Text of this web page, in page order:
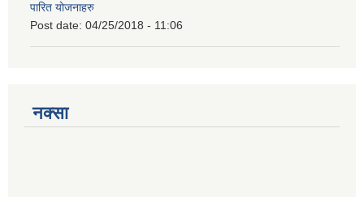
पारित योजनाहरु
Post date: 04/25/2018 - 11:06
नक्सा